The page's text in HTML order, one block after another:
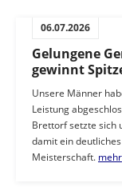
06.07.2026
Gelungene
gewinnt
Unsere Männer
Leistung
Brettorf setzte sich
damit ein
Meisterschaft. mehr